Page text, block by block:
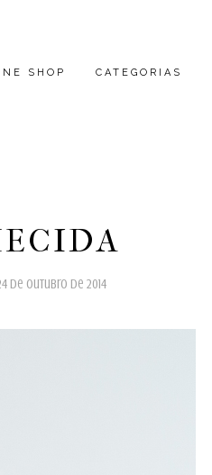
SHOP CATEGORIAS
de outubro de 2014